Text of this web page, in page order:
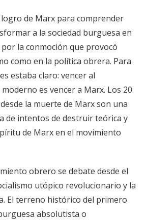
de Marx para comprender
a la sociedad burguesa en
la conmoción que provocó
como en la política obrera. Para
estaba claro: vencer al
es vencer a Marx. Los 20
la muerte de Marx son una
de intentos de destruir teórica y
de Marx en el movimiento
obrero se debate desde el
utópico revolucionario y la
El terreno histórico del primero
absolutista o